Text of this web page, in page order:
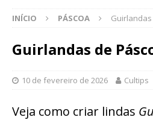
INÍCIO PÁSCOA
Guirlandas de
10 de fevereiro de 2026 Cultips
Veja como criar lindas